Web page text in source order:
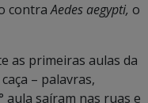
contraAedes aegypti, o
as primeiras aulas da
– palavras,
aula saíram nas ruas e